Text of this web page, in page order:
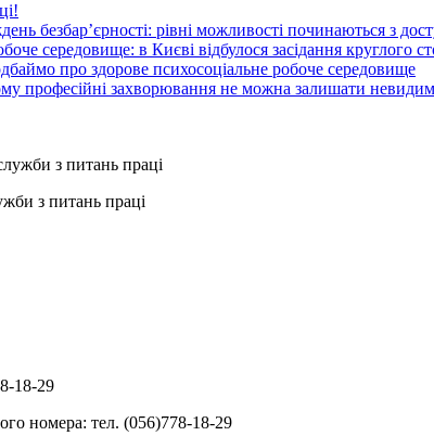
безбар’єрності: рівні можливості починаються з
середовище: в Києві відбулося засідання круглого
про здорове психосоціальне робоче середовище
професійні захворювання не можна залишати
з питань праці
18-29
номера: тел. (056)778-18-29